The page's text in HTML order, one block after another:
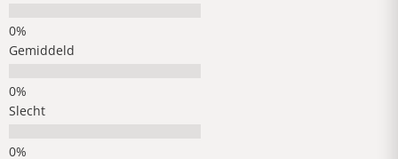
Gemiddeld
Slecht